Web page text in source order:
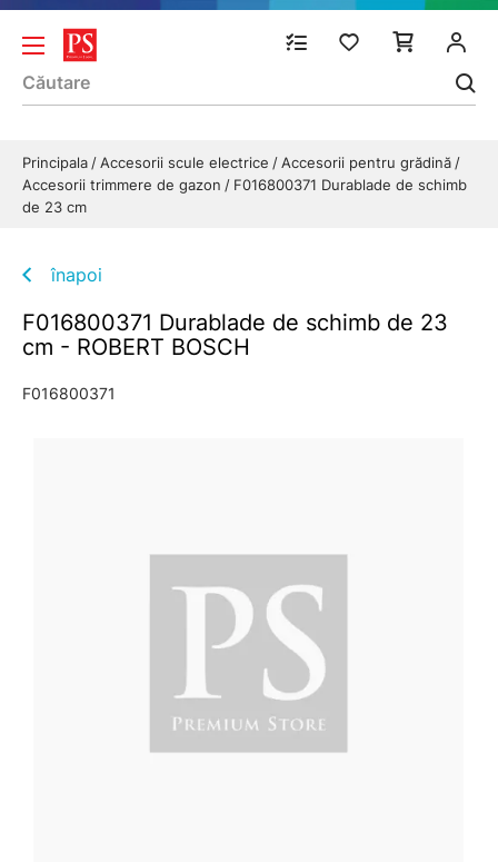
Principala Accesorii scule electrice
Accesorii pentru grădină
Accesorii trimmere de gazon
F016800371 Durablade de schimb
de 23 cm
înapoi
F016800371 Durablade de schimb de 23
cm - ROBERT BOSCH
F016800371